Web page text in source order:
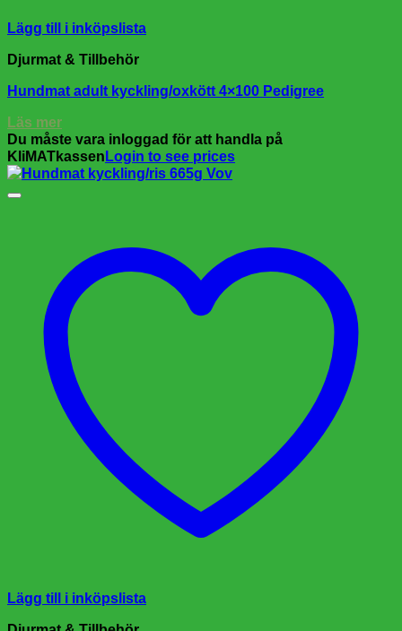
Lägg till i inköpslista
Djurmat & Tillbehör
Hundmat adult kyckling/oxkött 4×100 Pedigree
Läs mer
Du måste vara inloggad för att handla på
KliMATkassen Login to see prices
Lägg till i inköpslista